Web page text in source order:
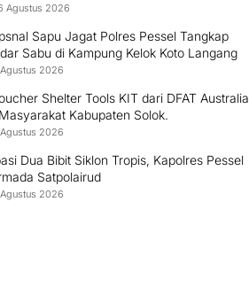
Agustus 2026
Sapu Jagat Polres Pessel Tangkap
Sabu di Kampung Kelok Koto Langang
2026
Shelter Tools KIT dari DFAT Australia
Kabupaten Solok.
2026
Dua Bibit Siklon Tropis, Kapolres Pessel
Satpolairud
2026